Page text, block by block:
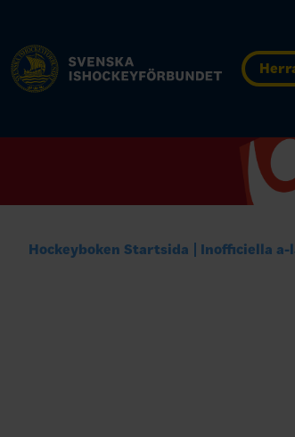
Hockeyboken Startsida Inofficiella a-